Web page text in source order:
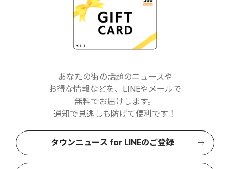
あなたの街の話題のニュースや
お得な情報などを、LINEやメールで
無料でお届けします。
通知で見逃しも防げて便利です！
タウンニュース for LINEのご登録